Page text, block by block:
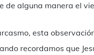
de alguna manera el
esta
recordamos que